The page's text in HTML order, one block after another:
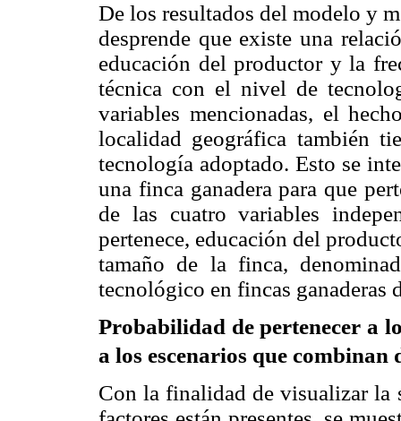
De los resultados del modelo y
desprende que existe una
educación del productor y la
técnica con el nivel de
variables mencionadas, el
localidad geográfica también
tecnología adoptado. Esto se
una finca ganadera para que
de las cuatro variables
pertenece, educación del
tamaño de la finca,
tecnológico en fincas ganaderas
Probabilidad de pertenecer a
a los escenarios que combinan
Con la finalidad de visualizar la